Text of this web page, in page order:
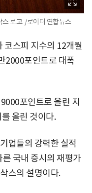
로고. /로이터 연합뉴스
코스피 지수의 12개월
2000포인트로 대폭
포인트로 올린 지
올린 것이다.
업들의 강력한 실적
국내 증시의 재평가
스의 설명이다.